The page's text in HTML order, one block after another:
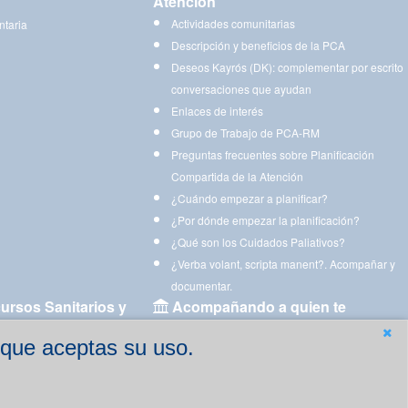
aceptas su uso.
Actividades comunitarias
Descripción y beneficios de la PCA
Deseos Kayrós (DK): complementar por escrito
conversaciones que ayudan
Enlaces de interés
Grupo de Trabajo de PCA-RM
Preguntas frecuentes sobre Planificación
Compartida de la Atención
¿Cuándo empezar a planificar?
¿Por dónde empezar la planificación?
¿Qué son los Cuidados Paliativos?
¿Verba volant, scripta manent?. Acompañar y
documentar.
Sanitarios y
Acompañando a quien te
Aplicaciones para descargar